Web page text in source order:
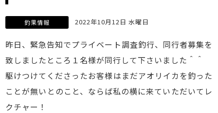
釣果情報 2022年10月12日 水曜日
昨日、緊急告知でプライベート調査釣行、同行者募集を
致しましたところ１名様が同行して下さいました＾＾
駆けつけてくださったお客様はまだアオリイカを釣った
ことが無いとのこと、ならば私の横に来ていただいてレ
クチャー！